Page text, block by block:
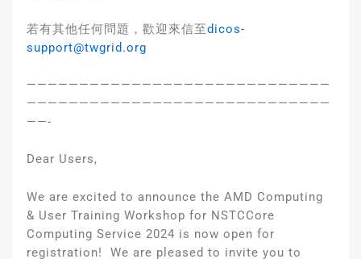
若有其他任何問題，歡迎來信至dicos-
support@twgrid.org
—————————————————————————————
—————————————————————————————
——-
Dear Users,
We are excited to announce the AMD Computing
& User Training Workshop for NSTCCore
Computing Service 2024 is now open for
registration! We are pleased to invite you to